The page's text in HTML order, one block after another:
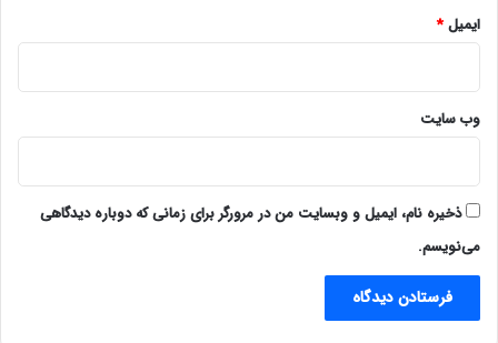
ایمیل*
وب‌ سایت
ذخیره نام، ایمیل و وبسایت من در مرورگر برای زمانی که دوباره دیدگاهی
می‌نویسم.